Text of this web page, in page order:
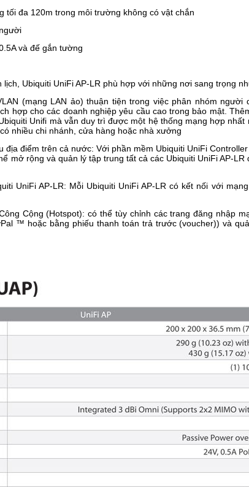
tối đa 120m trong môi trường không có vật chắn
và đế gắn tường
Ubiquiti UniFi AP-LR phù hợp với những nơi sang trọng
(mạng LAN ảo) thuận tiện trong việc phân nhóm
hợp cho các doanh nghiệp yêu cầu cao trong bảo mật.
Unifi mà vẫn duy trì được một hệ thống mạng hợp
nhiều chi nhánh, cửa hàng hoặc nhà xưởng
địa điểm trên cả nước: Với phần mềm Ubiquiti UniFi
mở rộng và quản lý tập trung tất cả các Ubiquiti UniFi AP-
UniFi AP-LR: Mỗi Ubiquiti UniFi AP-LR có kết nối với
Cộng (Hotspot): có thể tùy chỉnh các trang đăng nhập
™ hoặc bằng phiếu thanh toán trả trước (voucher)) và